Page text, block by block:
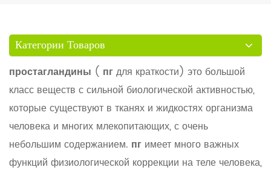
Категории Товаров
простагландины ( пгдля краткости) это большой
класс веществ с сильной биологической активностью,
которые существуют в тканях и жидкостях организма
человека и многих млекопитающих, с очень
небольшим содержанием. пг имеет много важных
функций физиологической коррекции на теле человека,